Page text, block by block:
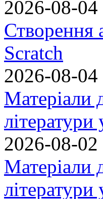
2026-08-04
Створення
Scratch
2026-08-04
Матеріали
2026-08-02
Матеріали